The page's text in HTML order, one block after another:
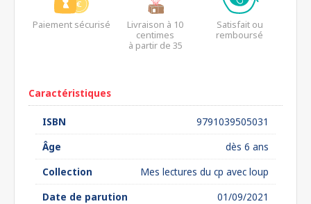
Paiement sécurisé
Livraison à 10
centimes
à partir de 35
Satisfait ou
remboursé
Caractéristiques
ISBN
9791039505031
Âge
dès 6 ans
Collection
Mes lectures du cp avec loup
Date de parution
01/09/2021